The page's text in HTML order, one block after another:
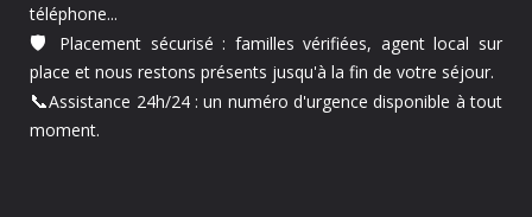
téléphone...
🛡️
Placement sécurisé : familles vérifiées, agent local sur
place et nous restons présents jusqu'à la fin de votre séjour.
📞Assistance 24h/24 : un numéro d'urgence disponible à tout
moment.